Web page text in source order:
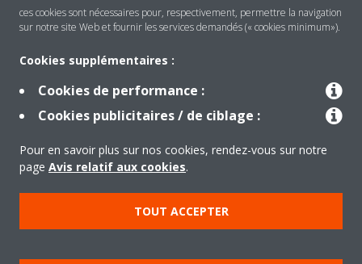
Solutions
À propos de Daikin
Copyright © Daikin
Mentions légales
Avis relatif aux cookies
ces cookies sont nécessaires pour, respectivement, permettre la navigation
sur notre site Web et fournir les services demandés (« cookies minimum»).
Cookies supplémentaires :
Cookies de performance :
Cookies publicitaires / de ciblage :
Pour en savoir plus sur nos cookies, rendez-vous sur notre
page Avis relatif aux cookies.
TOUT ACCEPTER